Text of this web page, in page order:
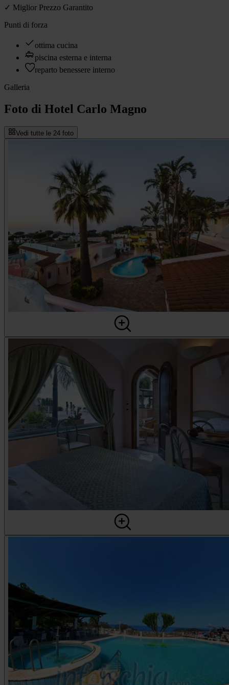
✓ Miglior Prezzo Garantito
Punti di forza
ottima cucina
piscina esterna e interna
reparto benessere interno
Galleria
Foto di Hotel Carlo Magno
Vedi tutte le 24 foto